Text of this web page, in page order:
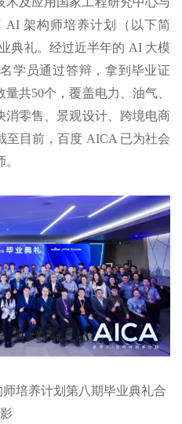
架构师培养计划（以下简
典礼。经过近半年的 AI 大模
学员通过答辩，拿到毕业证
共50个，覆盖电力、油气、
消零售、景观设计、跨境电商
至目前，百度 AICA 已为社会
培养计划第八期毕业典礼合
影